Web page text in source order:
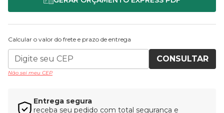
Calcular o valor do frete e prazo de entrega
CONSULTAR
Não sei meu CEP
Entrega segura
receba seu pedido com total segurança e